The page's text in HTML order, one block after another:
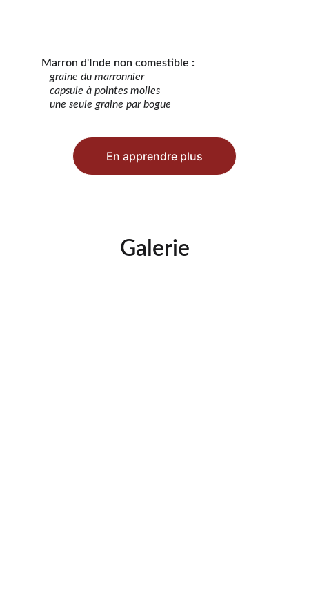
En apprendre plus
Marron d'Inde non comestible :
graine du marronnier
capsule à pointes molles
une seule graine par bogue
Galerie